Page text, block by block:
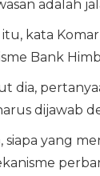
adalah
itu, kata
Bank
dia,
dijawab
siapa yang